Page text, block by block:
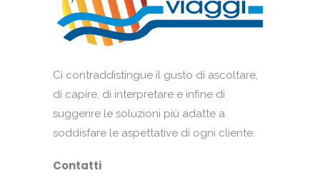
Ci contraddistingue il gusto di ascoltare,
di capire, di interpretare e infine di
suggerire le soluzioni più adatte a
soddisfare le aspettative di ogni cliente.
Contatti